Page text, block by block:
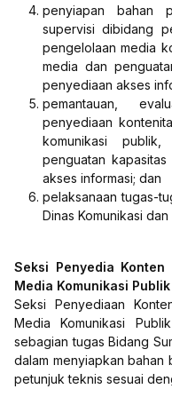
penyiapan bahan
supervisi dibidang
pengelolaan media
media dan
penyediaan akses
pemantauan,
penyediaan
komunikasi
penguatan
akses informasi; dan
pelaksanaan tugas-
Dinas Komunikasi
Seksi Penyedia
Media Komunikasi Publik
Seksi Penyediaan
Media Komunikasi
sebagian tugas Bidang
dalam menyiapkan bahan
petunjuk teknis sesuai